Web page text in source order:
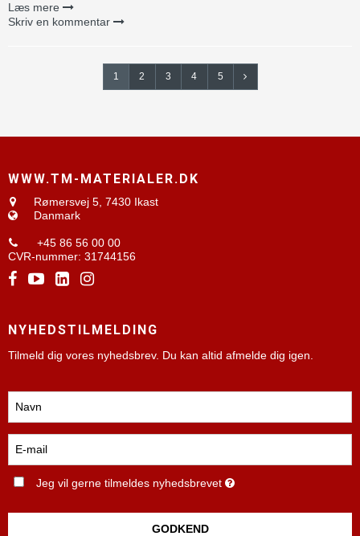
Læs mere
Skriv en kommentar
1 2 3 4 5
WWW.TM-MATERIALER.DK
Rømersvej 5, 7430 Ikast
Danmark
+45 86 56 00 00
CVR-nummer: 31744156
NYHEDSTILMELDING
Tilmeld dig vores nyhedsbrev. Du kan altid afmelde dig igen.
Jeg vil gerne tilmeldes nyhedsbrevet
GODKEND